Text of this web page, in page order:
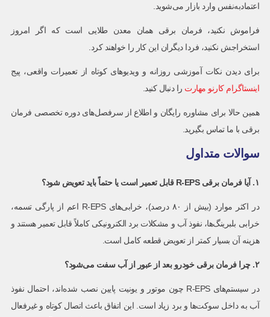
اعتمادبه‌نفس وارد بازار می‌شوید.
فراموش نکنید، فرمان برقی همان معدن طلایی است که اگر امروز
استخراجش نکنید، فردا دیگران این کار را خواهند کرد.
برای دیدن نکات آموزشی روزانه و ویدیوهای کوتاه از تعمیرات واقعی، پیج
اینستاگرام کارنو مهارت را دنبال کنید.
همین حالا برای مشاوره رایگان و اطلاع از سرفصل‌های دوره تخصصی فرمان
برقی با ما تماس بگیرید.
سوالات متداول
۱. آیا فرمان برقی R-EPS قابل تعمیر است یا حتماً باید تعویض شود؟
در اکثر موارد (بیش از ۸۰ درصد)، خرابی‌های R-EPS اعم از پارگی تسمه،
خرابی بلبرینگ‌ها، نفوذ آب و مشکلات برد الکترونیکی کاملاً قابل تعمیر هستند و
هزینه آن بسیار کمتر از تعویض قطعه کامل است.
۲. چرا فرمان برقی خودرو بعد از عبور از آب سفت می‌شود؟
در سیستم‌های R-EPS چون موتور و یونیت پایین نصب شده‌اند، احتمال نفوذ
آب به داخل سوکت‌ها و برد زیاد است. این اتفاق باعث اتصال کوتاه و غیرفعال